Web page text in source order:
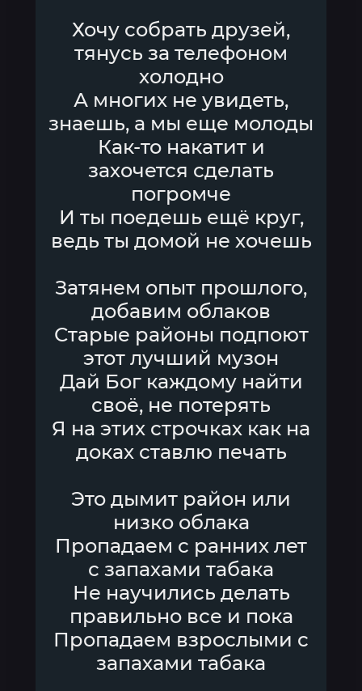
Хочу собрать друзей,
тянусь за телефоном
холодно
А многих не увидеть,
знаешь, а мы еще молоды
Как-то накатит и
захочется сделать
погромче
И ты поедешь ещё круг,
ведь ты домой не хочешь
Затянем опыт прошлого,
добавим облаков
Старые районы подпоют
этот лучший музон
Дай Бог каждому найти
своё, не потерять
Я на этих строчках как на
доках ставлю печать
Это дымит район или
низко облака
Пропадаем с ранних лет
с запахами табака
Не научились делать
правильно все и пока
Пропадаем взрослыми с
запахами табака